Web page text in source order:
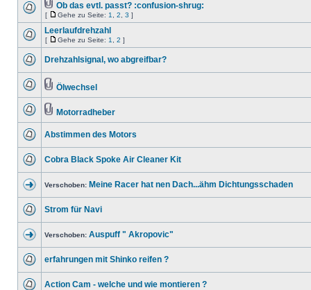
Ob das evtl. passt? :confusion-shrug:
[ Gehe zu Seite: 1 2 3 ]
Leerlaufdrehzahl
[ Gehe zu Seite: 1 2 ]
Drehzahlsignal, wo abgreifbar?
Ölwechsel
Motorradheber
Abstimmen des Motors
Cobra Black Spoke Air Cleaner Kit
Verschoben: Meine Racer hat nen Dach...ähm Dichtungsschaden
Strom für Navi
Verschoben: Auspuff " Akropovic"
erfahrungen mit Shinko reifen ?
Action Cam - welche und wie montieren ?